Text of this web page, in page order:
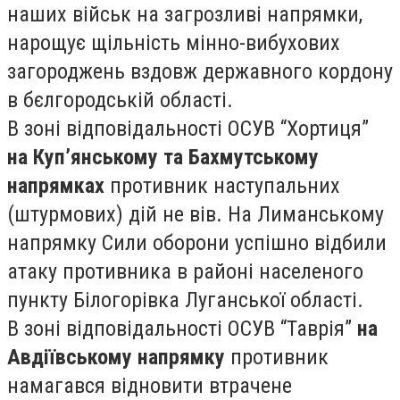
наших військ на загрозливі напрямки,
нарощує щільність мінно-вибухових
загороджень вздовж державного кордону
в бєлгородській області.
В зоні відповідальності ОСУВ “Хортиця”
на Куп’янському та Бахмутському
напрямках противник наступальних
(штурмових) дій не вів. На Лиманському
напрямку Сили оборони успішно відбили
атаку противника в районі населеного
пункту Білогорівка Луганської області.
В зоні відповідальності ОСУВ “Таврія” на
Авдіївському напрямку противник
намагався відновити втрачене